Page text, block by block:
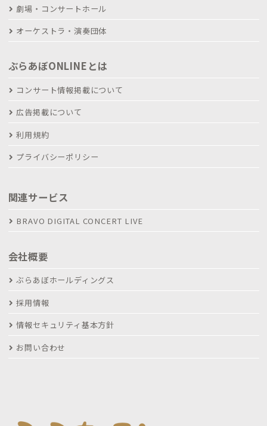
劇場・コンサートホール
オーケストラ・演奏団体
ぶらあぼONLINEとは
コンサート情報掲載について
広告掲載について
利用規約
プライバシーポリシー
関連サービス
BRAVO DIGITAL CONCERT LIVE
会社概要
ぶらあぼホールディングス
採用情報
情報セキュリティ基本方針
お問い合わせ